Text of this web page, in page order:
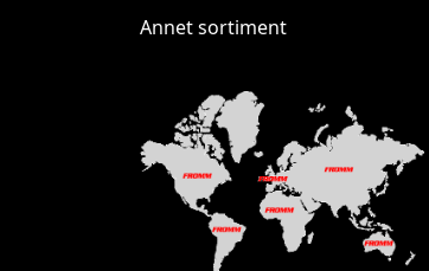
Annet sortiment